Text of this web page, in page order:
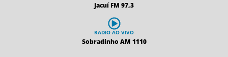
Jacuí FM 97,3
RADIO AO VIVO
Sobradinho AM 1110